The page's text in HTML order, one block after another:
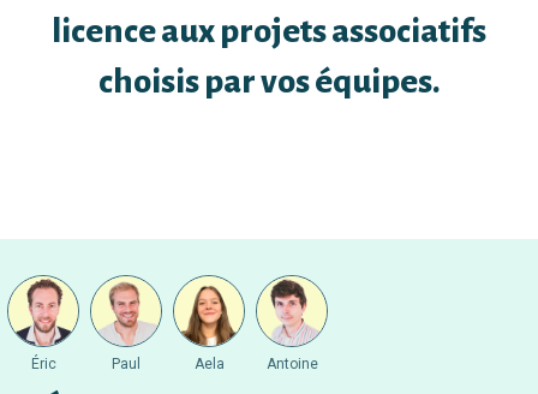
licence aux projets associatifs
choisis par vos équipes.
Éric Paul Aela Antoine